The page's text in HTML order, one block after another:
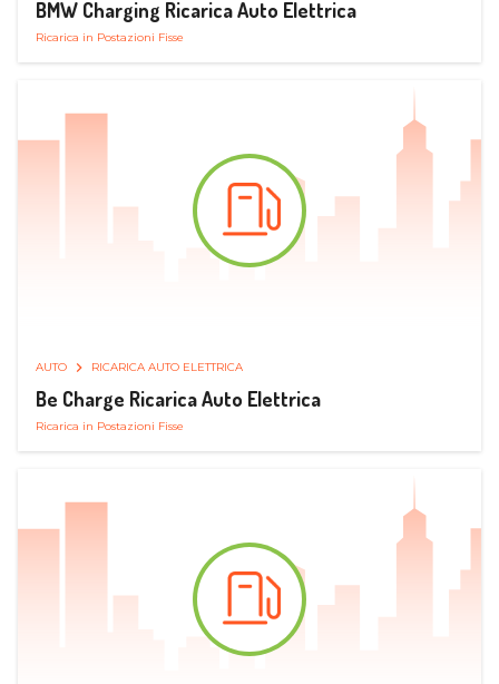
BMW Charging Ricarica Auto Elettrica
Ricarica in Postazioni Fisse
AUTO RICARICA AUTO ELETTRICA
Be Charge Ricarica Auto Elettrica
Ricarica in Postazioni Fisse